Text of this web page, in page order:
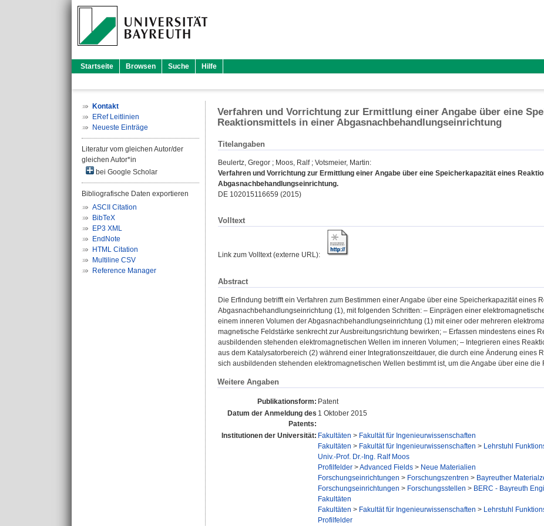
Startseite Browsen Suche Hilfe
Kontakt
ERef Leitlinien
Neueste Einträge
Literatur vom gleichen Autor/der
gleichen Autor*in
bei Google Scholar
Bibliografische Daten exportieren
ASCII Citation
BibTeX
EP3 XML
EndNote
HTML Citation
Multiline CSV
Reference Manager
Verfahren und Vorrichtung zur Ermittlung einer Angabe über eine
Reaktionsmittels in einer Abgasnachbehandlungseinrichtung
Titelangaben
Beulertz, Gregor ; Moos, Ralf; Votsmeier, Martin:
Verfahren und Vorrichtung zur Ermittlung einer Angabe über eine Speicherkapazität eines
Abgasnachbehandlungseinrichtung.
DE 102015116659 (2015)
Volltext
Link zum Volltext (externe URL):
Abstract
Die Erfindung betrifft ein Verfahren zum Bestimmen einer Angabe über eine Speicherkapazität eines
Abgasnachbehandlungseinrichtung (1), mit folgenden Schritten: – Einprägen einer
einem inneren Volumen der Abgasnachbehandlungseinrichtung (1) mit einer oder mehreren
magnetische Feldstärke senkrecht zur Ausbreitungsrichtung bewirken; – Erfassen mindestens eines
ausbildenden stehenden elektromagnetischen Wellen im inneren Volumen; – Integrieren eines
aus dem Katalysatorbereich (2) während einer Integrationszeitdauer, die durch eine Änderung eines
sich ausbildenden stehenden elektromagnetischen Wellen bestimmt ist, um die Angabe über eine die
Weitere Angaben
Publikationsform: Patent
Datum der Anmeldung des
Patents:
1 Oktober 2015
Institutionen der Universität: Fakultäten > Fakultät für Ingenieurwissenschaften
Fakultäten > Fakultät für Ingenieurwissenschaften > Lehrstuhl
Univ.-Prof. Dr.-Ing. Ralf Moos
Profilfelder >Advanced Fields > Neue Materialien
Forschungseinrichtungen > Forschungszentren > Bayreuther
Forschungseinrichtungen > Forschungsstellen > BERC - Bayreuth
Fakultäten
Fakultäten > Fakultät für Ingenieurwissenschaften > Lehrstuhl
Profilfelder